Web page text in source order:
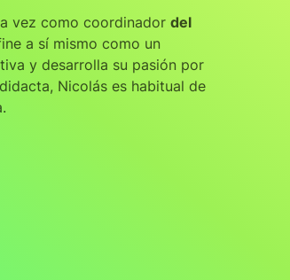
vez como coordinadordel
a sí mismo como un
y desarrolla su pasión por
Nicolás es habitual de